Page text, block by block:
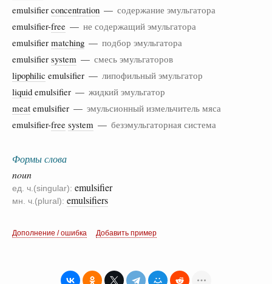
emulsifier concentration — содержание эмульгатора
emulsifier-free — не содержащий эмульгатора
emulsifier matching — подбор эмульгатора
emulsifier system — смесь эмульгаторов
lipophilic emulsifier — липофильный эмульгатор
liquid emulsifier — жидкий эмульгатор
meat emulsifier — эмульсионный измельчитель мяса
emulsifier-free system — безэмульгаторная система
Формы слова
noun
ед. ч.(singular): emulsifier
мн. ч.(plural): emulsifiers
Дополнение / ошибка Добавить пример